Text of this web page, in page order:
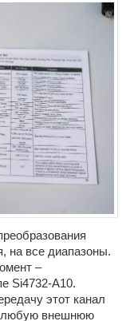
на все диапазоны.
–
Si4732-A10.
этот канал
любую внешнюю